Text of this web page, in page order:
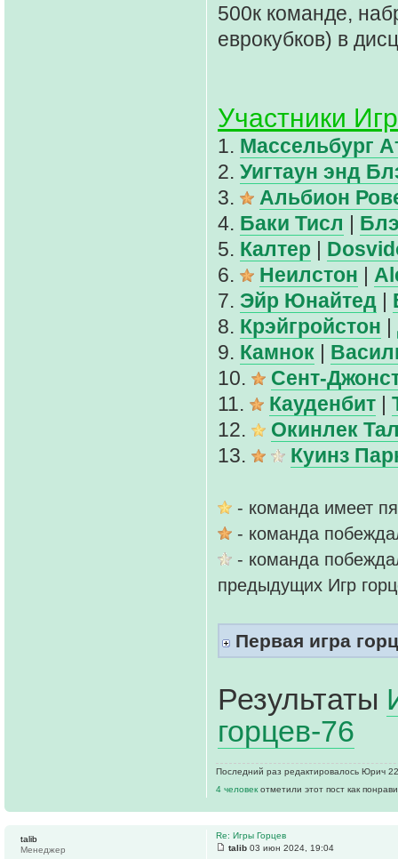
500к команде,
еврокубков) в
Участники
1. Массельбург
2. Уигтаун энд
3.
Альбион
4. Баки Тисл |
5. Калтер |
6.
Неилстон |
7. Эйр Юнайтед |
8. Крэйгройстон |
9. Камнок |
10.
Сент-
11.
Кауденбит |
12.
Окинлек
13.
Куинз
- команда имеет
- команда
- команда
предыдущих Игр
Первая игра
Результаты
горцев-76
Последний раз редактировалось Юрич
4 человек отметили этот пост как
Re: Игры Горцев
talib 03 июн 2024, 19:04
talib
Менеджер